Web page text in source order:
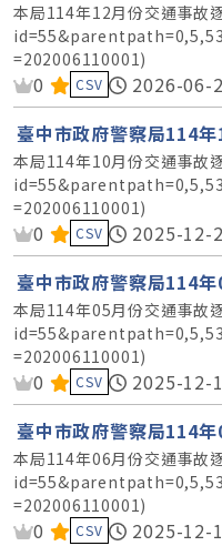
本局114年12月份交通事
=202006110001)
資料集評分：
0 CSV
2026-06-
臺中市政府警察局114
本局114年10月份交通事
=202006110001)
資料集評分：
0 CSV
2025-12-
臺中市政府警察局114
本局114年05月份交通事
=202006110001)
資料集評分：
0 CSV
2025-12-
臺中市政府警察局114
本局114年06月份交通事
=202006110001)
資料集評分：
0 CSV
2025-12-